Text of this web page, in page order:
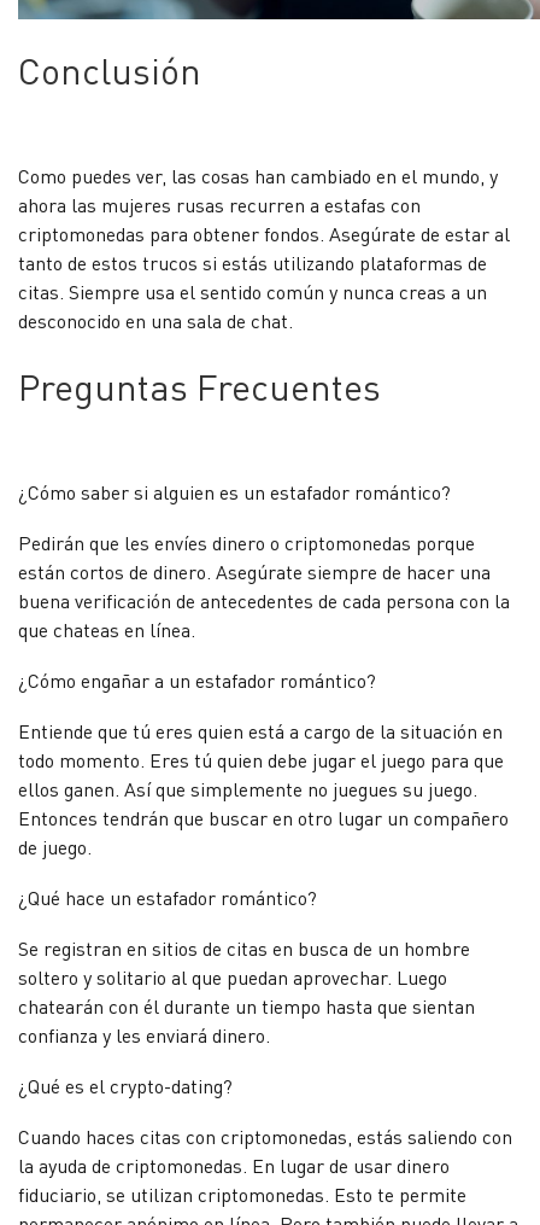
Conclusión
Como puedes ver, las cosas han cambiado en el mundo, y
ahora las mujeres rusas recurren a estafas con
criptomonedas para obtener fondos. Asegúrate de estar al
tanto de estos trucos si estás utilizando plataformas de
citas. Siempre usa el sentido común y nunca creas a un
desconocido en una sala de chat.
Preguntas Frecuentes
¿Cómo saber si alguien es un estafador romántico?
Pedirán que les envíes dinero o criptomonedas porque
están cortos de dinero. Asegúrate siempre de hacer una
buena verificación de antecedentes de cada persona con la
que chateas en línea.
¿Cómo engañar a un estafador romántico?
Entiende que tú eres quien está a cargo de la situación en
todo momento. Eres tú quien debe jugar el juego para que
ellos ganen. Así que simplemente no juegues su juego.
Entonces tendrán que buscar en otro lugar un compañero
de juego.
¿Qué hace un estafador romántico?
Se registran en sitios de citas en busca de un hombre
soltero y solitario al que puedan aprovechar. Luego
chatearán con él durante un tiempo hasta que sientan
confianza y les enviará dinero.
¿Qué es el crypto-dating?
Cuando haces citas con criptomonedas, estás saliendo con
la ayuda de criptomonedas. En lugar de usar dinero
fiduciario, se utilizan criptomonedas. Esto te permite